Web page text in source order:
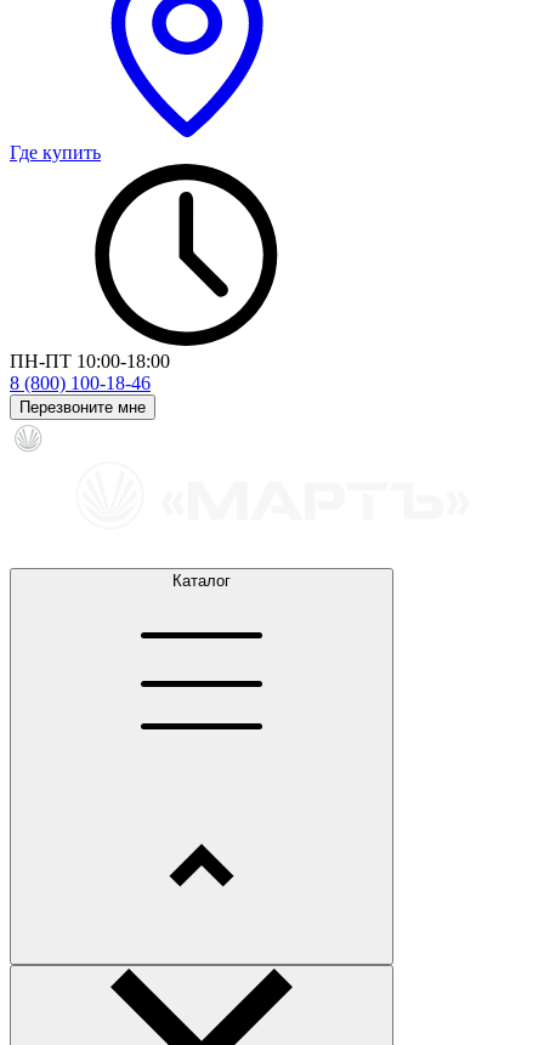
Где купить
ПН-ПТ 10:00-18:00
8 (800) 100-18-46
Перезвоните мне
Каталог